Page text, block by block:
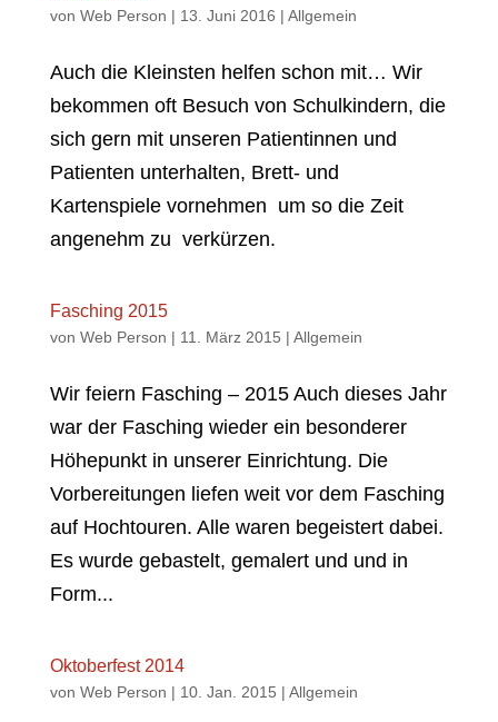
von Web Person | 13. Juni 2016 | Allgemein
Auch die Kleinsten helfen schon mit… Wir
bekommen oft Besuch von Schulkindern, die
sich gern mit unseren Patientinnen und
Patienten unterhalten, Brett- und
Kartenspiele vornehmen um so die Zeit
angenehm zu verkürzen.
Fasching 2015
von Web Person | 11. März 2015 | Allgemein
Wir feiern Fasching – 2015 Auch dieses Jahr
war der Fasching wieder ein besonderer
Höhepunkt in unserer Einrichtung. Die
Vorbereitungen liefen weit vor dem Fasching
auf Hochtouren. Alle waren begeistert dabei.
Es wurde gebastelt, gemalert und und in
Form...
Oktoberfest 2014
von Web Person | 10. Jan. 2015 | Allgemein